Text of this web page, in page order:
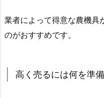
業者によって得意な農機具
のがおすすめです。
高く売るには何を準